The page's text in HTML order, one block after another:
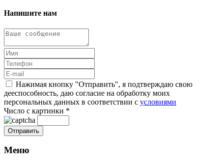
Напишите нам
Нажимая кнопку "Отправить", я подтверждаю свою
дееспособность, даю согласие на обработку моих
персональных данных в соответствии с условиями
Число с картинки *
Меню